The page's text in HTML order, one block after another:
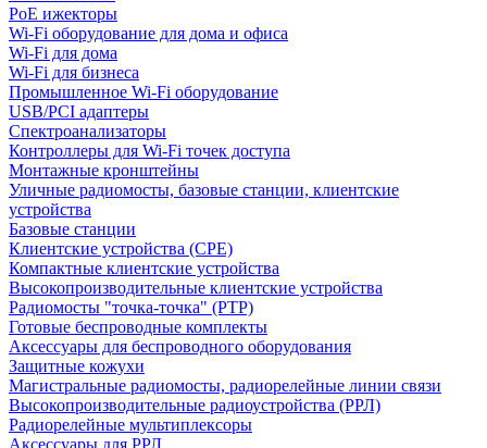
PoE ижекторы
Wi-Fi оборудование для дома и офиса
Wi-Fi для дома
Wi-Fi для бизнеса
Промышленное Wi-Fi оборудование
USB/PCI адаптеры
Cпектроанализаторы
Контроллеры для Wi-Fi точек доступа
Монтажные кронштейны
Уличные радиомосты, базовые станции, клиентские
устройства
Базовые станции
Клиентские устройства (CPE)
Компактные клиентские устройства
Высокопроизводительные клиентские устройства
Радиомосты "точка-точка" (PTP)
Готовые беспроводные комплекты
Аксессуары для беспроводного оборудования
Защитные кожухи
Магистральные радиомосты, радиорелейные линии связи
Высокопроизводительные радиоустройства (РРЛ)
Радиорелейные мультиплексоры
Аксессуары для РРЛ